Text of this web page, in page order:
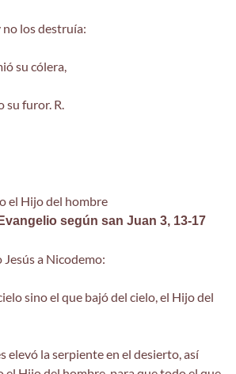
no los destruía:
su cólera,
su furor. R.
el Hijo del hombre
según san Juan 3, 13-17
a Nicodemo:
sino el que bajó del cielo, el Hijo del
elevó la serpiente en el desierto, así